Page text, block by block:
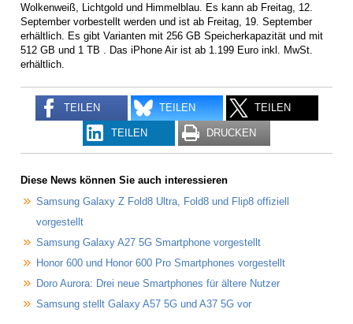
Wolkenweiß, Lichtgold und Himmelblau. Es kann ab Freitag, 12.
September vorbestellt werden und ist ab Freitag, 19. September
erhältlich. Es gibt Varianten mit 256 GB Speicherkapazität und mit
512 GB und 1 TB . Das iPhone Air ist ab 1.199 Euro inkl. MwSt.
erhältlich.
TEILEN TEILEN TEILEN
TEILEN DRUCKEN
Diese News können Sie auch interessieren
Samsung Galaxy Z Fold8 Ultra, Fold8 und Flip8 offiziell
vorgestellt
Samsung Galaxy A27 5G Smartphone vorgestellt
Honor 600 und Honor 600 Pro Smartphones vorgestellt
Doro Aurora: Drei neue Smartphones für ältere Nutzer
Samsung stellt Galaxy A57 5G und A37 5G vor